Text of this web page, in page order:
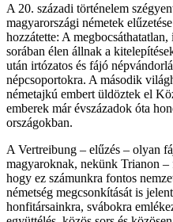
A 20. századi történelem
magyarországi németek
hozzátette: A
sorában élen állnak a
után irtózatos és fájó
népcsoportokra. A második
németajkú embert üldöztek el
emberek már évszázadok óta
országokban.
A Vertreibung – elűzés – olyan
magyaroknak, nekünk Trianon –
hogy ez számunkra fontos
németség megcsonkítását is
honfitársainkra, svábokra